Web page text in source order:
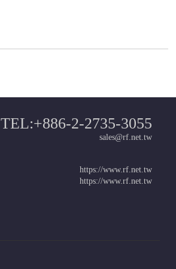
TEL:+886-2-2735-3055
sales@rf.net.tw
https://www.rf.net.tw
https://www.rf.net.tw